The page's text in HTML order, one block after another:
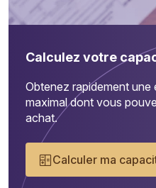
Calculez votre
Obtenez rapidement
maximal dont vous
achat.
Calculer ma